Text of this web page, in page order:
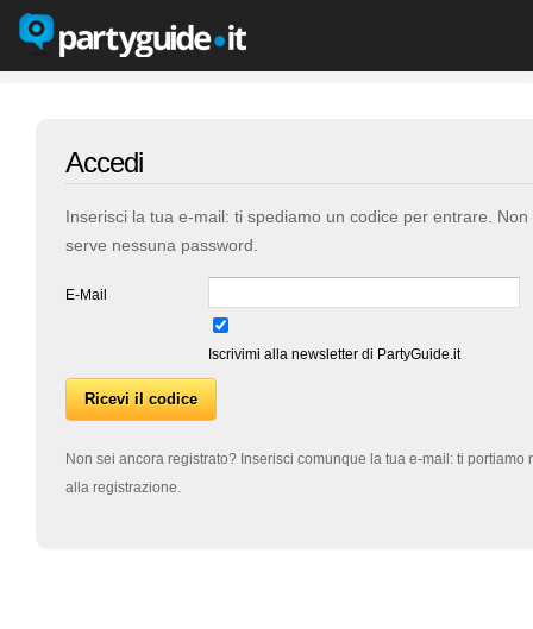
Accedi
Inserisci la tua e-mail: ti spediamo un codice per entrare. Non
serve nessuna password.
E-Mail
Iscrivimi alla newsletter di PartyGuide.it
Non sei ancora registrato? Inserisci comunque la tua e-mail: ti portiamo
alla registrazione.